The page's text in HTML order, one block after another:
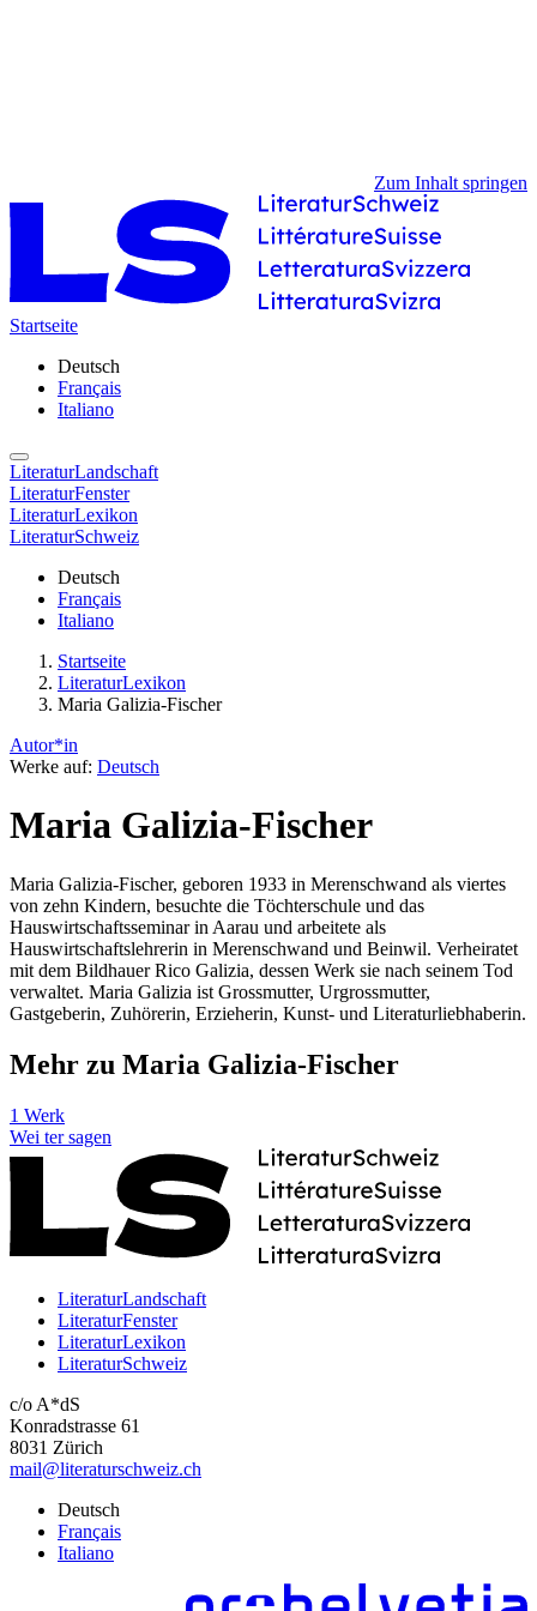
Zum Inhalt springen
Startseite
Deutsch
Français
Italiano
LiteraturLandschaft
LiteraturFenster
LiteraturLexikon
LiteraturSchweiz
Deutsch
Français
Italiano
Startseite
LiteraturLexikon
Maria Galizia-Fischer
Autor*in
Werke auf: Deutsch
Maria Galizia-Fischer
Maria Galizia-Fischer, geboren 1933 in Merenschwand als viertes
von zehn Kindern, besuchte die Töchterschule und das
Hauswirtschaftsseminar in Aarau und arbeitete als
Hauswirtschaftslehrerin in Merenschwand und Beinwil. Verheiratet
mit dem Bildhauer Rico Galizia, dessen Werk sie nach seinem Tod
verwaltet. Maria Galizia ist Grossmutter, Urgrossmutter,
Gastgeberin, Zuhörerin, Erzieherin, Kunst- und Literaturliebhaberin.
Mehr zu Maria Galizia-Fischer
1 Werk
Wei ter sagen
LiteraturLandschaft
LiteraturFenster
LiteraturLexikon
LiteraturSchweiz
c/o A*dS
Konradstrasse 61
8031 Zürich
mail@literaturschweiz.ch
Deutsch
Français
Italiano